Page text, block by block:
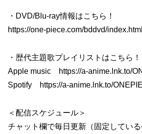
・DVD/Blu-ray情報はこちら！
https://one-piece.com/bddvd/index.html
・歴代主題歌プレイリストはこちら！
Apple music https://a-anime.lnk.to/
Spotify https://a-anime.lnk.to/
＜配信スケジュール＞
チャット欄で毎日更新（固定してい